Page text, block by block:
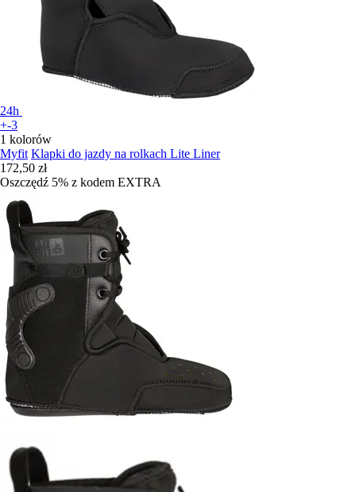
24h
+-3
1 kolorów
Myfit Klapki do jazdy na rolkach Lite Liner
172,50 zł
Oszczędź 5% z kodem EXTRA